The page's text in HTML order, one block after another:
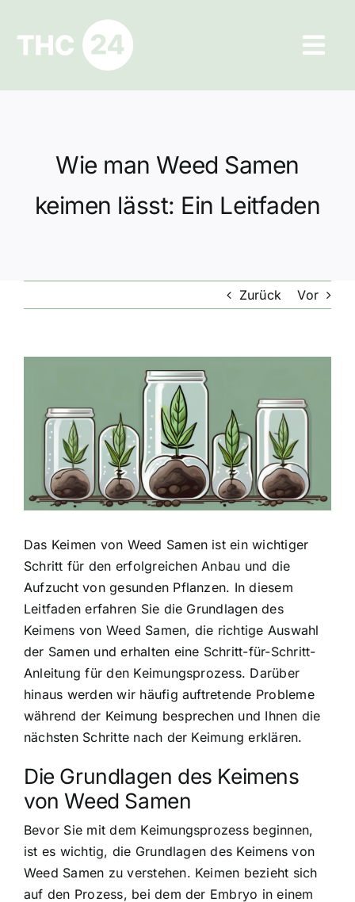
springen
Ratgeber
Datenschutz
Wie man Weed Samen
keimen lässt: Ein Leitfaden
Zurück Vor
Das Keimen von Weed Samen ist ein wichtiger
Schritt für den erfolgreichen Anbau und die
Aufzuchtvon gesunden Pflanzen. In diesem
Leitfaden erfahren Sie die Grundlagen des
Keimens von Weed Samen, die richtige Auswahl
der Samen und erhalten eine Schritt-für-Schritt-
Anleitung für den Keimungsprozess. Darüber
hinaus werden wir häufig auftretende Probleme
während der Keimung besprechen und Ihnen die
nächsten Schritte nach der Keimung erklären.
Die Grundlagen des Keimens
von Weed Samen
Bevor Sie mit dem Keimungsprozess beginnen,
ist es wichtig, die Grundlagen des Keimens von
Weed Samen zu verstehen. Keimen bezieht sich
auf den Prozess, bei dem der Embryo in einem